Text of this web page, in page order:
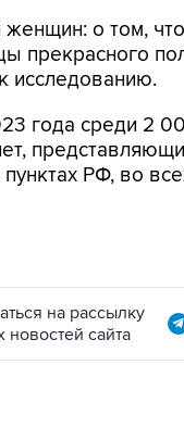
о том,
прекрасного
исследованию.
года среди 2
РФ, во
на рассылку
новостей сайта